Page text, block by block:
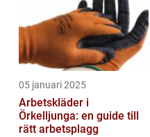
05 januari 2025
Arbetskläder i
Örkelljunga: en guide till
rätt arbetsplagg